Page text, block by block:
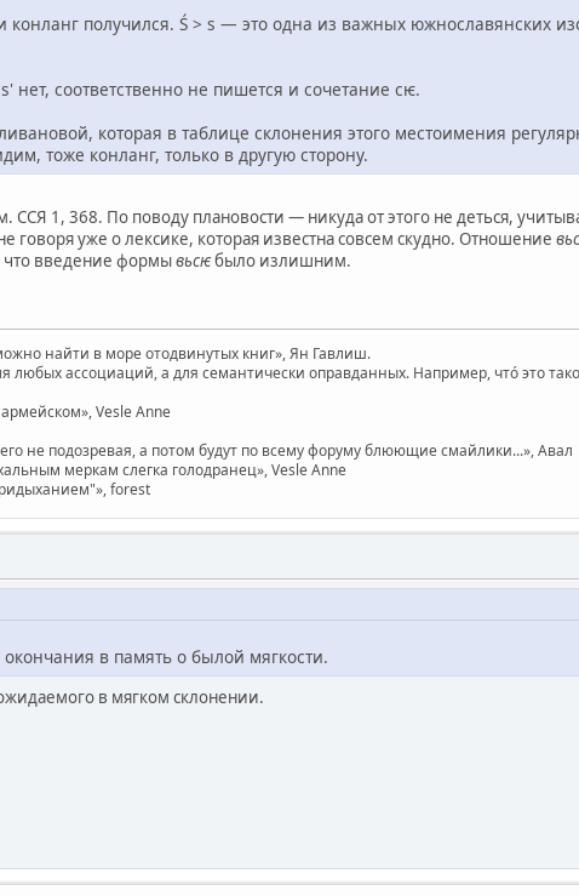
получился. Ś > s — это одна из важных южнославянских
нет, соответственно не пишется и сочетание сѥ.
которая в таблице склонения этого местоимения
тоже конланг, только в другую сторону.
ССЯ 1, 368. По поводу плановости — никуда от этого не деться,
говоря уже о лексике, которая известна совсем скудно. Отношение
введение формывьсѥбыло излишним.
найти в море отодвинутых книг», Ян Гавлиш.
любых ассоциаций, а для семантически оправданных. Например, чтó это
Vesle Anne
не подозревая, а потом будут по всему форуму блюющие смайлики...», Авал
меркам слегка голодранец», Vesle Anne
forest
в память о былой мягкости.
в мягком склонении.